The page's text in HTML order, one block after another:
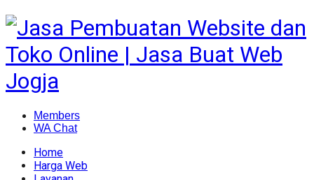
Members
WA Chat
Home
Harga Web